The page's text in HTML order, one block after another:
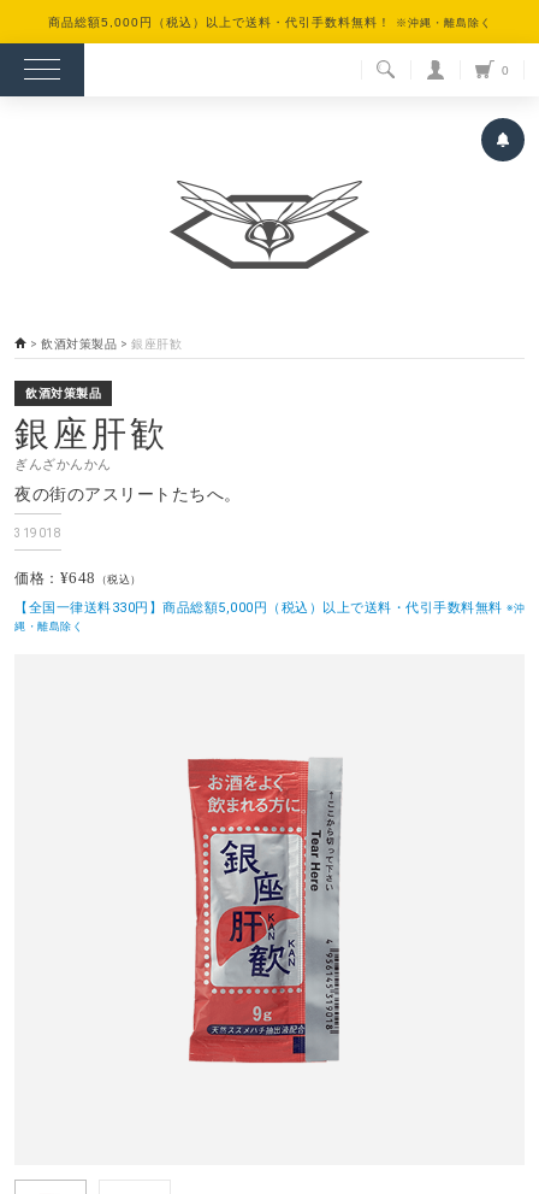
商品総額5,000円（税込）以上で送料・代引手数料無料！ ※沖縄・離島除く
0
> 飲酒対策製品 > 銀座肝歓
飲酒対策製品
銀座肝歓
ぎんざかんかん
夜の街のアスリートたちへ。
319018
価格： ¥648 （税込）
【全国一律送料330円】商品総額5,000円（税込）以上で送料・代引手数料無料 ※沖
縄・離島除く